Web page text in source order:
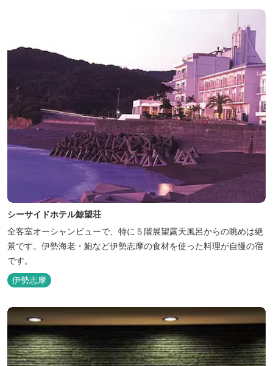
シーサイドホテル鯨望荘
全客室オーシャンビューで、特に５階展望露天風呂からの眺めは絶
景です。伊勢海老・鮑など伊勢志摩の食材を使った料理が自慢の宿
です。
伊勢志摩